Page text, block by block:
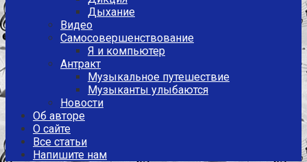
Дыхание
Видео
Самосовершенствование
Я и компьютер
Антракт
Музыкальное путешествие
Музыканты улыбаются
Новости
Об авторе
О сайте
Все статьи
Напишите нам